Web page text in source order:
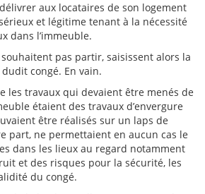
aux locataires de son logement
et légitime tenant à la nécessité
dans l’immeuble.
pas partir, saisissent alors la
congé. En vain.
les travaux qui devaient être menés de
étaient des travaux d’envergure
être réalisés sur un laps de
part, ne permettaient en aucun cas le
dans les lieux au regard notamment
et des risques pour la sécurité, les
du congé.